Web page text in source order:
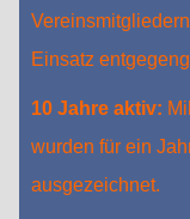
Einsatz
10 Jahre aktiv:
wurden für ein
ausgezeichnet.